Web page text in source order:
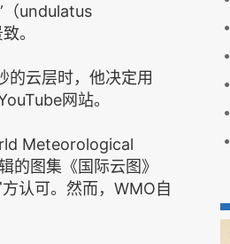
（undulatus
。
的云层时，他决定用
网站。
Meteorological
图集《国际云图》
认可。然而，WMO自